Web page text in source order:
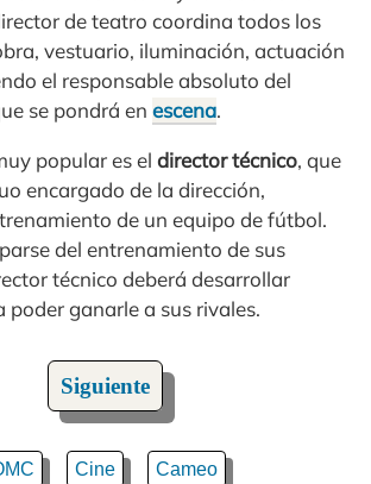
de teatro coordina todos los
vestuario, iluminación, actuación
el responsable absoluto del
se pondrá en escena.
popular es el director técnico, que
encargado de la dirección,
de un equipo de fútbol.
del entrenamiento de sus
técnico deberá desarrollar
poder ganarle a sus rivales.
Siguiente
Cine Cameo